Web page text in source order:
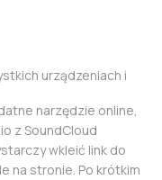
urządzeniach i
narzędzie online,
z SoundCloud
wkleić link do
na stronie. Po krótkim